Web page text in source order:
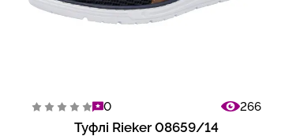
0 266
Туфлі Rieker 08659/14